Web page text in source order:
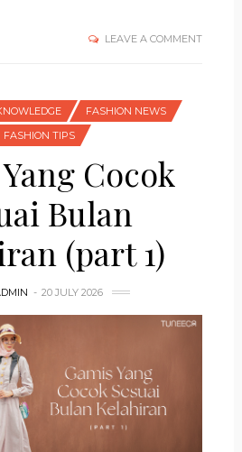
LEAVE A COMMENT
FASHION NEWS
FASHION TIPS
Cocok
Bulan
(part 1)
20 JULY 2026